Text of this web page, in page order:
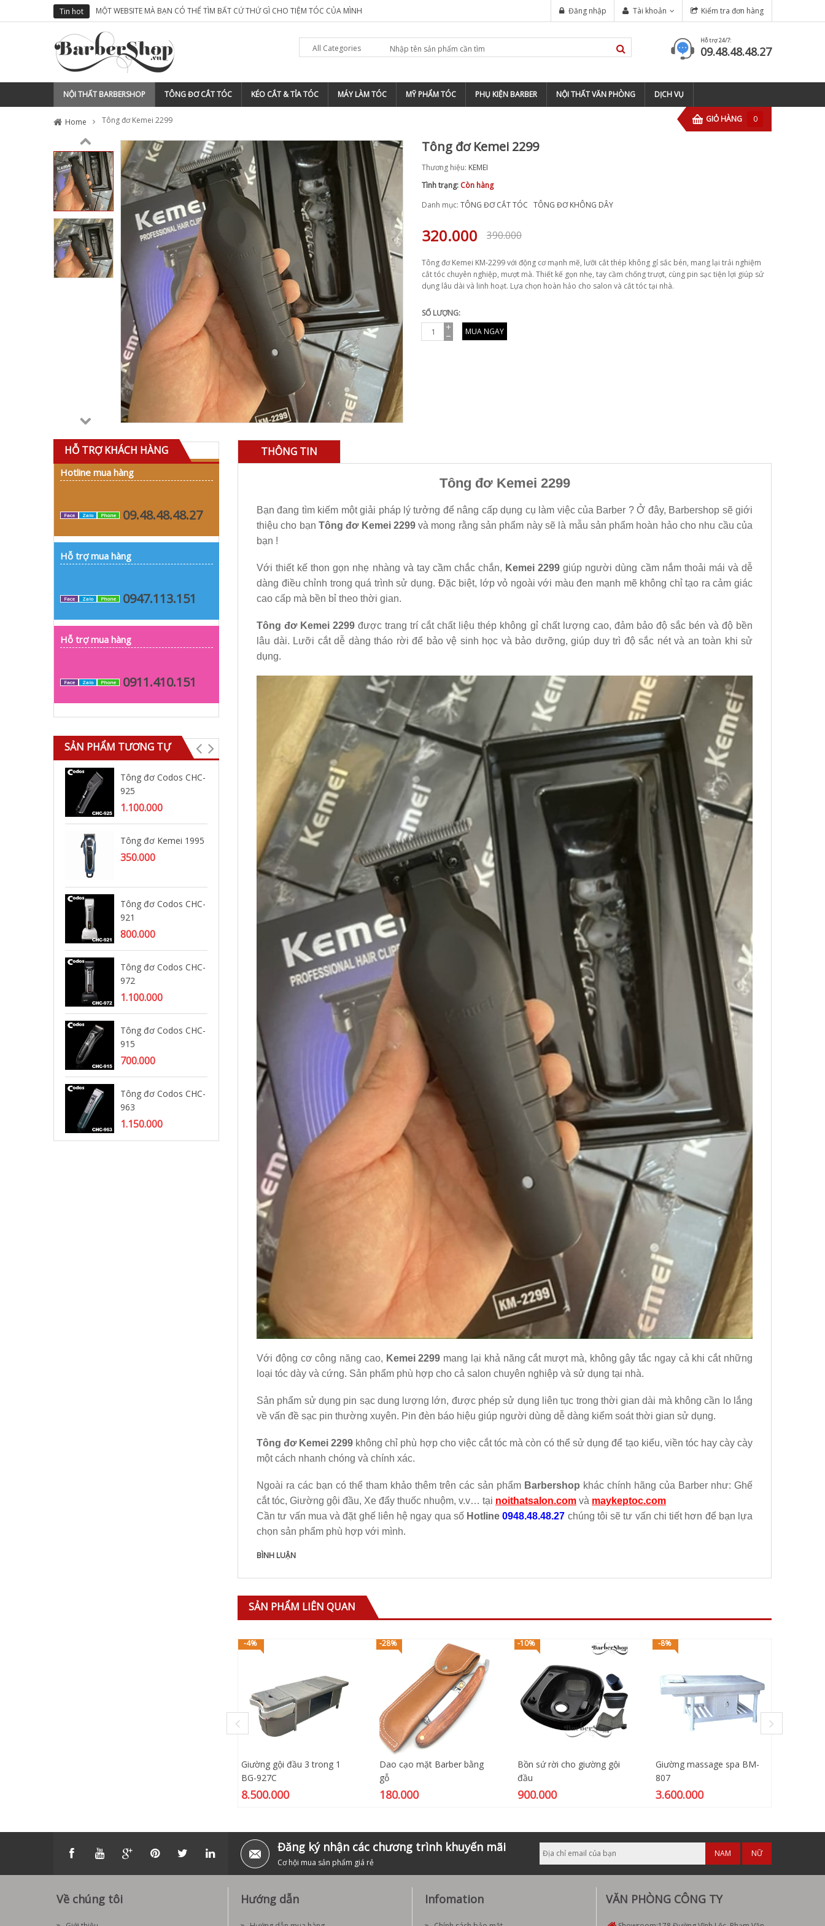
Tin hot MỘT WEBSITE MÀ BẠN CÓ THỂ TÌM BẤT CỨ THỨ GÌ CHO TIỆM TÓC CỦA MÌNH TẠI SAO NÊN ĐĂNG KÝ THƯƠNG HIỆU CHO BARBERSHOP TIỆM TÓC ? TOP 5 ĐỊA CHỈ ĐÀO TẠO
Kiểm tra đơn hàng
Tài khoản
Đăng nhập
All Categories
Hỗ trợ 24/7:
09.48.48.48.27
NỘI THẤT BARBERSHOP TÔNG ĐƠ CẮT TÓC KÉO CẮT & TỈA TÓC MÁY LÀM TÓC MỸ PHẨM TÓC PHỤ KIỆN BARBER NỘI THẤT VĂN PHÒNG DỊCH VỤ
GIỎ HÀNG 0
Home Tông đơ Kemei 2299
Tông đơ Kemei 2299
Thương hiệu: KEMEI
Tình trạng: Còn hàng
Danh mục: TÔNG ĐƠ CẮT TÓC TÔNG ĐƠ KHÔNG DÂY
390.000
320.000
Tông đơ Kemei KM-2299 với động cơ mạnh mẽ, lưỡi cắt thép không gỉ sắc bén, mang lại trải nghiệm
cắt tóc chuyên nghiệp, mượt mà. Thiết kế gọn nhẹ, tay cầm chống trượt, cùng pin sạc tiện lợi giúp sử
dụng lâu dài và linh hoạt. Lựa chọn hoàn hảo cho salon và cắt tóc tại nhà.
SỐ LƯỢNG:
MUA NGAY
HỖ TRỢ KHÁCH HÀNG
Hotline mua hàng
Face Zalo Phone 09.48.48.48.27
Hỗ trợ mua hàng
Face Zalo Phone 0947.113.151
Hỗ trợ mua hàng
Face Zalo Phone 0911.410.151
SẢN PHẨM TƯƠNG TỰ
Tông đơ Codos CHC-
925
1.100.000
Tông đơ Kemei 1995
350.000
Tông đơ Codos CHC-
921
800.000
Tông đơ Codos CHC-
972
1.100.000
Tông đơ Codos CHC-
915
700.000
Tông đơ Codos CHC-
963
1.150.000
Tông đơ Codos CHC-
932
1.000.000
Tông đơ Codos CHC-
922
1.100.000
Tông đơ trẻ em
95.000
Tông đơ Kemei 2299
320.000
nghiệp Kemei KM-
1977
700.000
Tông đơ Codos 982
2.100.000
THÔNG TIN
Tông đơ Kemei 2299
Bạn đang tìm kiếm một giải pháp lý tưởng để nâng cấp dụng cụ làm việc của Barber ? Ở đây, Barbershop sẽ giới
thiệu cho bạn Tông đơ Kemei 2299và mong rằng sản phẩm này sẽ là mẫu sản phẩm hoàn hảo cho nhu cầu của
bạn !
Với thiết kế thon gọn nhẹ nhàng và tay cầm chắc chắn, Kemei 2299 giúp người dùng cầm nắm thoải mái và dễ
dàng điều chỉnh trong quá trình sử dụng. Đặc biệt, lớp vỏ ngoài với màu đen mạnh mẽ không chỉ tạo ra cảm giác
cao cấp mà bền bỉ theo thời gian.
Tông đơ Kemei 2299 được trang trí cắt chất liệu thép không gỉ chất lượng cao, đảm bảo độ sắc bén và độ bền
lâu dài. Lưỡi cắt dễ dàng tháo rời để bảo vệ sinh học và bảo dưỡng, giúp duy trì độ sắc nét và an toàn khi sử
dụng.
Với động cơ công năng cao, Kemei 2299 mang lại khả năng cắt mượt mà, không gây tắc ngay cả khi cắt những
loại tóc dày và cứng. Sản phẩm phù hợp cho cả salon chuyên nghiệp và sử dụng tại nhà.
Sản phẩm sử dụng pin sạc dung lượng lớn, được phép sử dụng liên tục trong thời gian dài mà không cần lo lắng
về vấn đề sạc pin thường xuyên. Pin đèn báo hiệu giúp người dùng dễ dàng kiểm soát thời gian sử dụng.
Tông đơ Kemei 2299 không chỉ phù hợp cho việc cắt tóc mà còn có thể sử dụng để tạo kiểu, viền tóc hay cày cày
một cách nhanh chóng và chính xác.
Ngoài ra các bạn có thể tham khảo thêm trên các sản phẩm Barbershop khác chính hãng của Barber như: Ghế
cắt tóc, Giường gội đầu, Xe đẩy thuốc nhuộm, v.v… tại noithatsalon.com và maykeptoc.com
Cần tư vấn mua và đặt ghế liên hệ ngay qua số Hotline0948.48.48.27 chúng tôi sẽ tư vấn chi tiết hơn để bạn lựa
chọn sản phẩm phù hợp với mình.
BÌNH LUẬN
SẢN PHẨM LIÊN QUAN
-4%
Giường gội đầu 3 trong 1
BG-927C
8.500.000
-28%
Dao cạo mặt Barber bằng
gỗ
180.000
-10%
Bồn sứ rời cho giường gội
đầu
900.000
-8%
Giường massage spa BM-
807
3.600.000
Đăng ký nhận các chương trình khuyến mãi
Cơ hội mua sản phẩm giá rẻ
NAM NỮ
Về chúng tôi Hướng dẫn Infomation VĂN PHÒNG CÔNG TY